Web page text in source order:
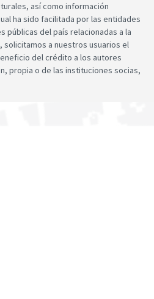
así como información
ha sido facilitada por las entidades
públicas del país relacionadas a la
a nuestros usuarios el
del crédito a los autores
propia o de las instituciones socias,